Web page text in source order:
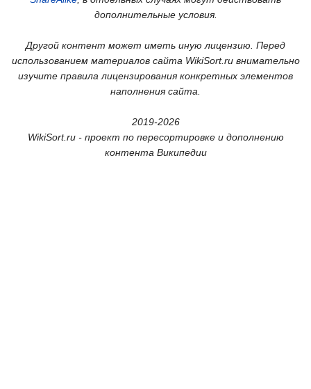
дополнительные условия.
Другой контент может иметь иную лицензию. Перед
использованием материалов сайта WikiSort.ru внимательно
изучите правила лицензирования конкретных элементов
наполнения сайта.
2019-2026
WikiSort.ru - проект по пересортировке и дополнению
контента Википедии